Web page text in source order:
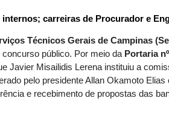
carreiras de Procurador e
Técnicos Gerais de Campinas
público. Por meio da Portaria
Javier Misailidis Lerena instituiu a
pelo presidente Allan Okamoto
e recebimento de propostas das